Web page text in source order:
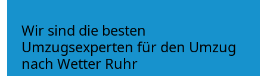
Wir sind die besten
Umzugsexperten für den Umzug
nach Wetter Ruhr